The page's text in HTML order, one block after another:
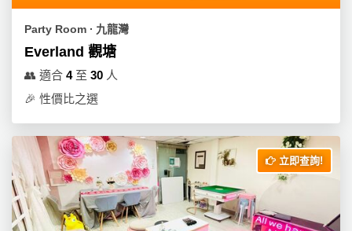
會
及
拍
廳
B
B
Q
Party Room ∙ 九龍灣
Everland 觀塘
👥 適合 4至 30 人
🎉 性價比之選
立即查詢!